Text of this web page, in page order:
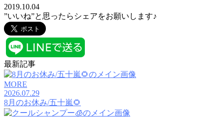
2019.10.04
”いいね”と思ったらシェアをお願いします♪
最新記事
MORE
2026.07.29
8月のお休み/五十嵐🌻